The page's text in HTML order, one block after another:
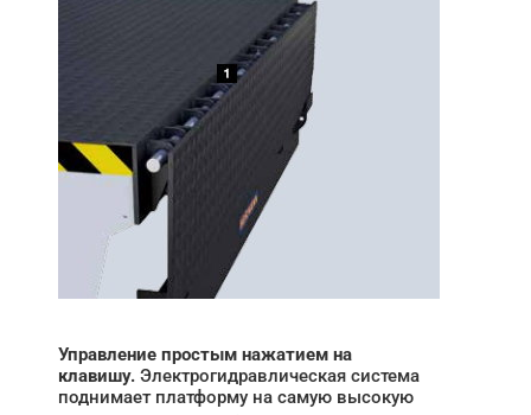
Управление простым нажатием на
клавишу. Электрогидравлическая система
поднимает платформу на самую высокую